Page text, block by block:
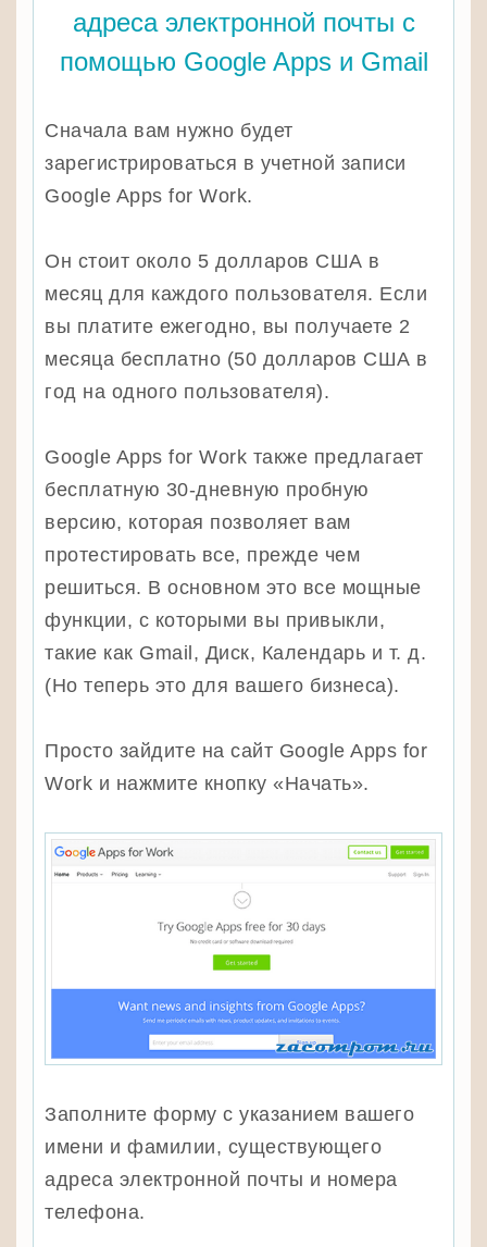
адреса электронной почты с
помощью Google Apps и Gmail
Сначала вам нужно будет
зарегистрироваться в учетной записи
Google Apps for Work.
Он стоит около 5 долларов США в
месяц для каждого пользователя. Если
вы платите ежегодно, вы получаете 2
месяца бесплатно (50 долларов США в
год на одного пользователя).
Google Apps for Work также предлагает
бесплатную 30-дневную пробную
версию, которая позволяет вам
протестировать все, прежде чем
решиться. В основном это все мощные
функции, с которыми вы привыкли,
такие как Gmail, Диск, Календарь и т. д.
(Но теперь это для вашего бизнеса).
Просто зайдите на сайт Google Apps for
Work и нажмите кнопку «Начать».
Заполните форму с указанием вашего
имени и фамилии, существующего
адреса электронной почты и номера
телефона.